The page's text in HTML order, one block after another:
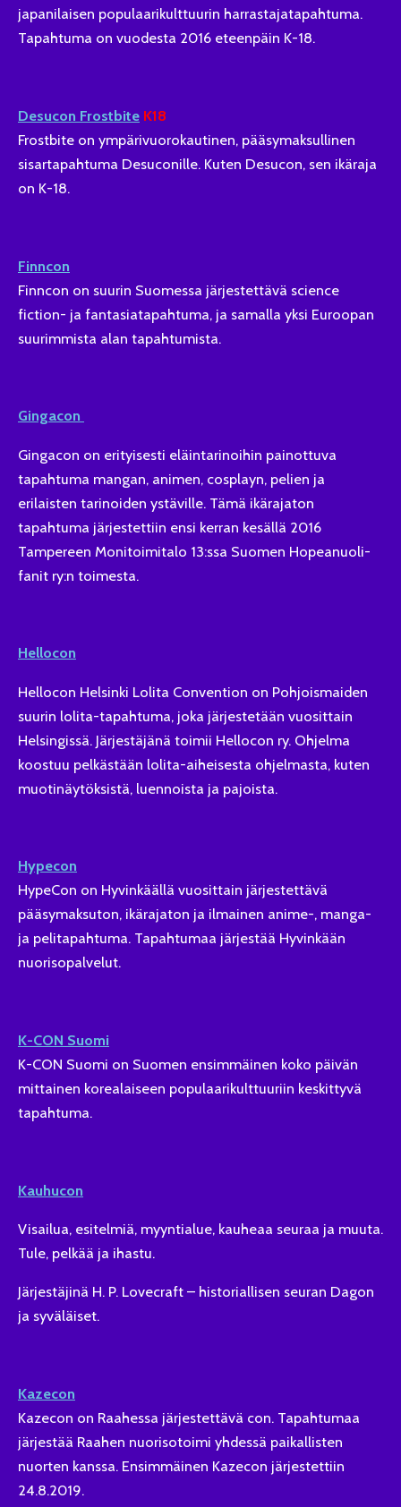
japanilaisen populaarikulttuurin harrastajatapahtuma.
Tapahtuma on vuodesta 2016 eteenpäin K-18.
Desucon Frostbite K18
Frostbite on ympärivuorokautinen, pääsymaksullinen
sisartapahtuma Desuconille. Kuten Desucon, sen ikäraja
on K-18.
Finncon
Finncon on suurin Suomessa järjestettävä science
fiction- ja fantasiatapahtuma, ja samalla yksi Euroopan
suurimmista alan tapahtumista.
Gingacon
Gingacon on erityisesti eläintarinoihin painottuva
tapahtuma mangan, animen, cosplayn, pelien ja
erilaisten tarinoiden ystäville. Tämä ikärajaton
tapahtuma järjestettiin ensi kerran kesällä 2016
Tampereen Monitoimitalo 13:ssa Suomen Hopeanuoli-
fanit ry:n toimesta.
Hellocon
Hellocon Helsinki Lolita Convention on Pohjoismaiden
suurin lolita-tapahtuma, joka järjestetään vuosittain
Helsingissä. Järjestäjänä toimii Hellocon ry. Ohjelma
koostuu pelkästään lolita-aiheisesta ohjelmasta, kuten
muotinäytöksistä, luennoista ja pajoista.
Hypecon
HypeCon on Hyvinkäällä vuosittain järjestettävä
pääsymaksuton, ikärajaton ja ilmainen anime-, manga-
ja pelitapahtuma. Tapahtumaa järjestää Hyvinkään
nuorisopalvelut.
K-CON Suomi
K-CON Suomi on Suomen ensimmäinen koko päivän
mittainen korealaiseen populaarikulttuuriin keskittyvä
tapahtuma.
Kauhucon
Visailua, esitelmiä, myyntialue, kauheaa seuraa ja muuta.
Tule, pelkää ja ihastu.
Järjestäjinä H. P. Lovecraft – historiallisen seuran Dagon
ja syväläiset.
Kazecon
Kazecon on Raahessa järjestettävä con. Tapahtumaa
järjestää Raahen nuorisotoimi yhdessä paikallisten
nuorten kanssa. Ensimmäinen Kazecon järjestettiin
24.8.2019.